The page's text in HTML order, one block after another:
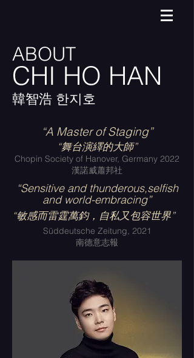
CHI HO HAN
ABOUT
韓智浩 한지호
“A Master of Staging”
“舞台演繹的大師”
Chopin Society of Hanover, Germany 2022
漢諾威蕭邦社
“Sensitive and thunderous,selfish
and world-embracing”
“敏感而雷霆萬鈞，自私又包容世界”
Süddeutsche Zeitung, 2021
南德意志報